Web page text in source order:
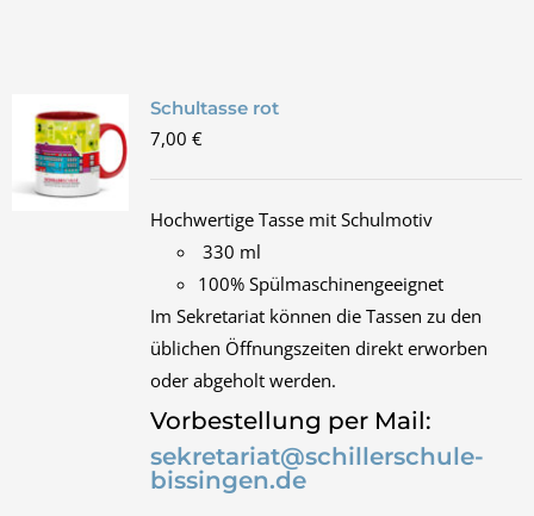
Schultasse rot
7,00 €
Hochwertige Tasse mit Schulmotiv
330 ml
100% Spülmaschinengeeignet
Im Sekretariat können die Tassen zu den
üblichen Öffnungszeiten direkt erworben
oder abgeholt werden.
Vorbestellung per Mail:
sekretariat@schillerschule-
bissingen.de